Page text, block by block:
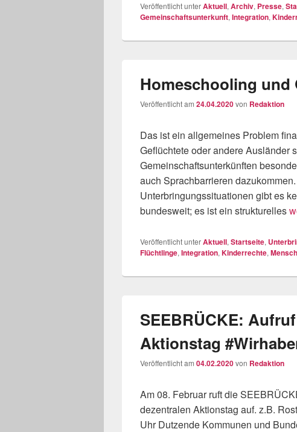
Veröffentlicht unterAktuell, Archiv, Presse,
Gemeinschaftsunterkunft, Integration,
Homeschooling und
Veröffentlicht am 24.04.2020von Redaktion
Das ist ein allgemeines Problem
Geflüchtete oder andere Ausländer
Gemeinschaftsunterkünften
auch Sprachbarrieren
Unterbringungssituationen gibt es
bundesweit; es ist ein strukturelles
Veröffentlicht unterAktuell, Startseite,
Flüchtlinge, Integration, Kinderrechte,
SEEBRÜCKE:
Aktionstag
Veröffentlicht am 04.02.2020von Redaktion
Am 08. Februar ruft die
dezentralen Aktionstag auf. z.B.
Uhr Dutzende Kommunen und